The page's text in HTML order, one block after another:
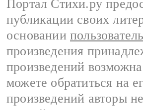
Портал Стихи.ру
публикации своих
основании
произведения
произведений
можете обратиться на
произведений авторы